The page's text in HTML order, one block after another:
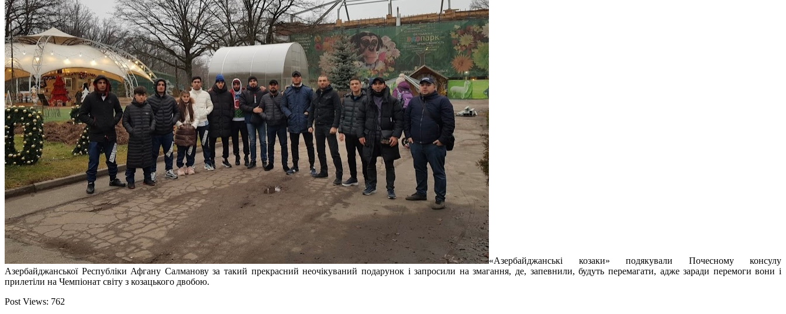
«Азербайджанські козаки» подякували Почесному консулу
Азербайджанської Республіки Афгану Салманову за такий прекрасний неочікуваний подарунок і запросили на змагання, де, запевнили, будуть перемагати, адже заради перемоги вони і
прилетіли на Чемпіонат світу з козацького двобою.
Post Views: 762